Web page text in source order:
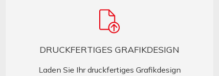
DRUCKFERTIGES GRAFIKDESIGN
Laden Sie Ihr druckfertiges Grafikdesign